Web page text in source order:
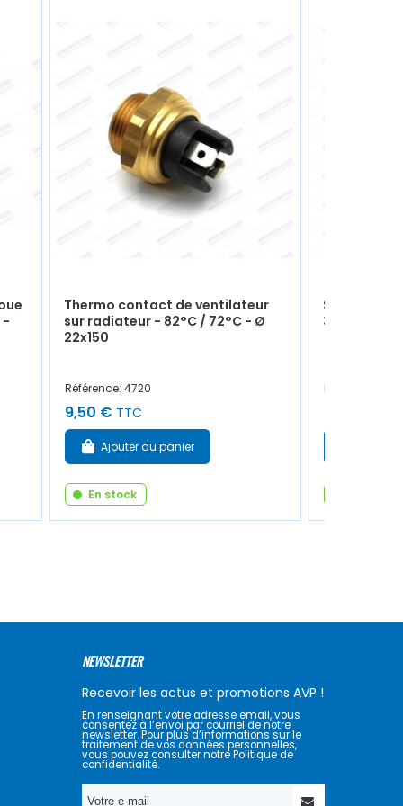
-
Thermo contact de ventilateur
sur radiateur - 82°C / 72°C - Ø
22x150
Référence: 4720
9,50 € TTC
Ajouter au panier
En stock
Silent bloc
34741S
Référence:
NEWSLETTER
Recevoir les actus et promotions AVP !
En renseignant votre adresse email, vous
consentez à l’envoi par courriel de notre
newsletter. Pour plus d’informations sur le
traitement de vos données personnelles,
vous pouvez consulter notre Politique de
confidentialité.